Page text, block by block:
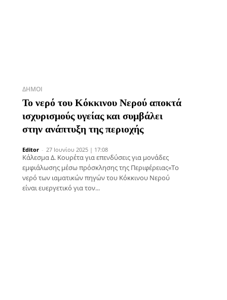
ΔΉΜΟΙ
Το νερό του Κόκκινου Νερού αποκτά
ισχυρισμούς υγείας και συμβάλει
στην ανάπτυξη της περιοχής
Editor - 27 Ιουνίου 2025 | 17:08
Κάλεσμα Δ. Κουρέτα για επενδύσεις για μονάδες
εμφιάλωσης μέσω πρόσκλησης της Περιφέρειας«Το
νερό των ιαματικών πηγών του Κόκκινου Νερού
είναι ευεργετικό για τον...